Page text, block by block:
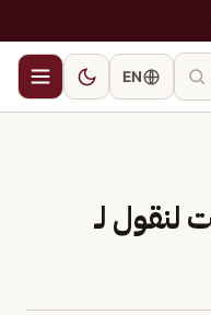
EN
لنقول لـ